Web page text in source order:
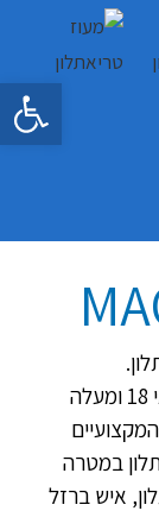
ספורטאי הקבוצה, נשים וגברים בגילאי 18 ומעלה
במטרה
איש ברזל